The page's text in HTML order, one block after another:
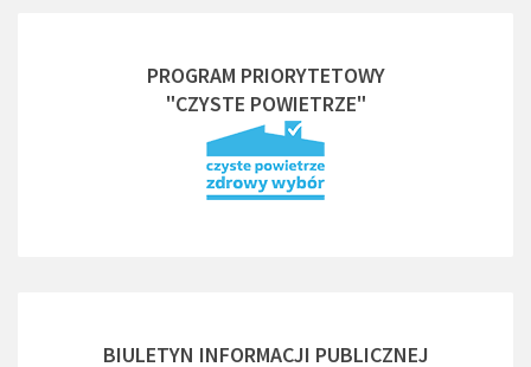
PROGRAM PRIORYTETOWY
"CZYSTE POWIETRZE"
BIULETYN INFORMACJI PUBLICZNEJ